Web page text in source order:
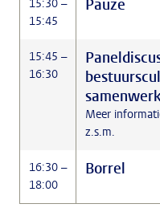
15:30 –
15:45
Pauze
15:45 –
16:30
Meer
z.s.m.
16:30 –
18:00
Borrel